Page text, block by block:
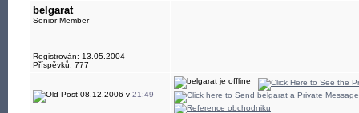
belgarat
Senior Member
Registrován: 13.05.2004
Příspěvků: 777
08.12.2006 v 21:49